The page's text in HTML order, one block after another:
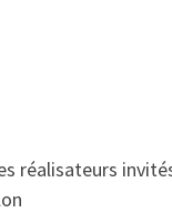
réalisateurs